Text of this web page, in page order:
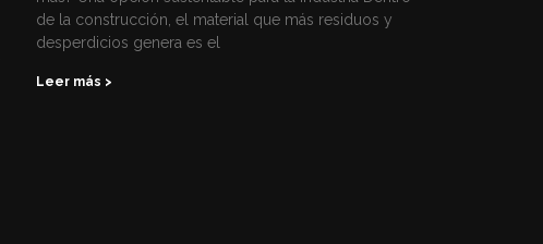
de la construcción, el material que más residuos y
desperdicios genera es el
Leer más >